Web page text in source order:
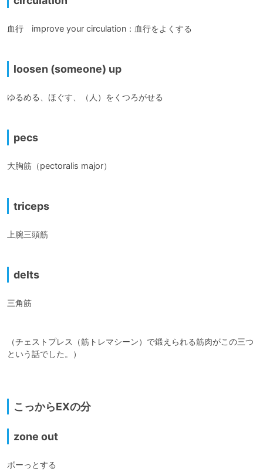
血行　improve your circulation：血行をよくする
loosen (someone) up
ゆるめる、ほぐす、（人）をくつろがせる
pecs
大胸筋（pectoralis major）
triceps
上腕三頭筋
delts
三角筋
（チェストプレス（筋トレマシーン）で鍛えられる筋肉がこの三つ
という話でした。）
こっからEXの分
zone out
ボーっとする